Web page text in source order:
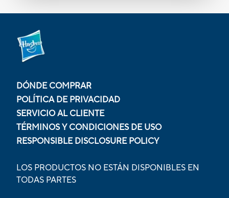
DÓNDE COMPRAR
POLÍTICA DE PRIVACIDAD
SERVICIO AL CLIENTE
TÉRMINOS Y CONDICIONES DE USO
RESPONSIBLE DISCLOSURE POLICY
LOS PRODUCTOS NO ESTÁN DISPONIBLES EN
TODAS PARTES